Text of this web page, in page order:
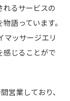
れるサービスの
語っています。
マッサージエリ
感じることがで
営業しており、